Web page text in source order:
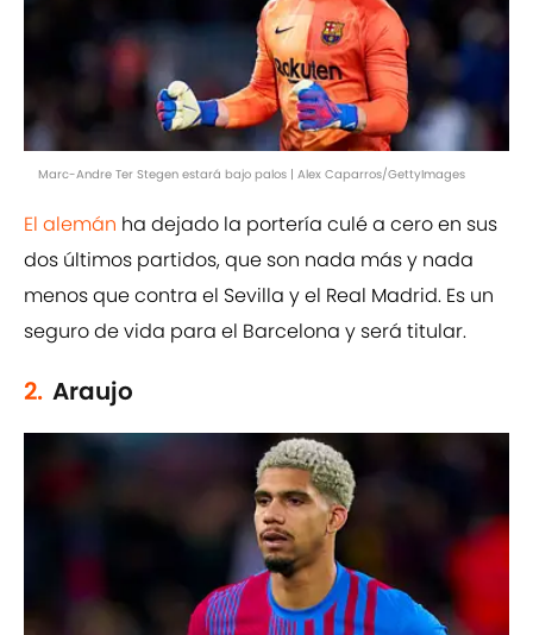
Marc-Andre Ter Stegen estará bajo palos | Alex Caparros/GettyImages
El alemán ha dejado la portería culé a cero en sus
dos últimos partidos, que son nada más y nada
menos que contra el Sevilla y el Real Madrid. Es un
seguro de vida para el Barcelona y será titular.
2. Araujo